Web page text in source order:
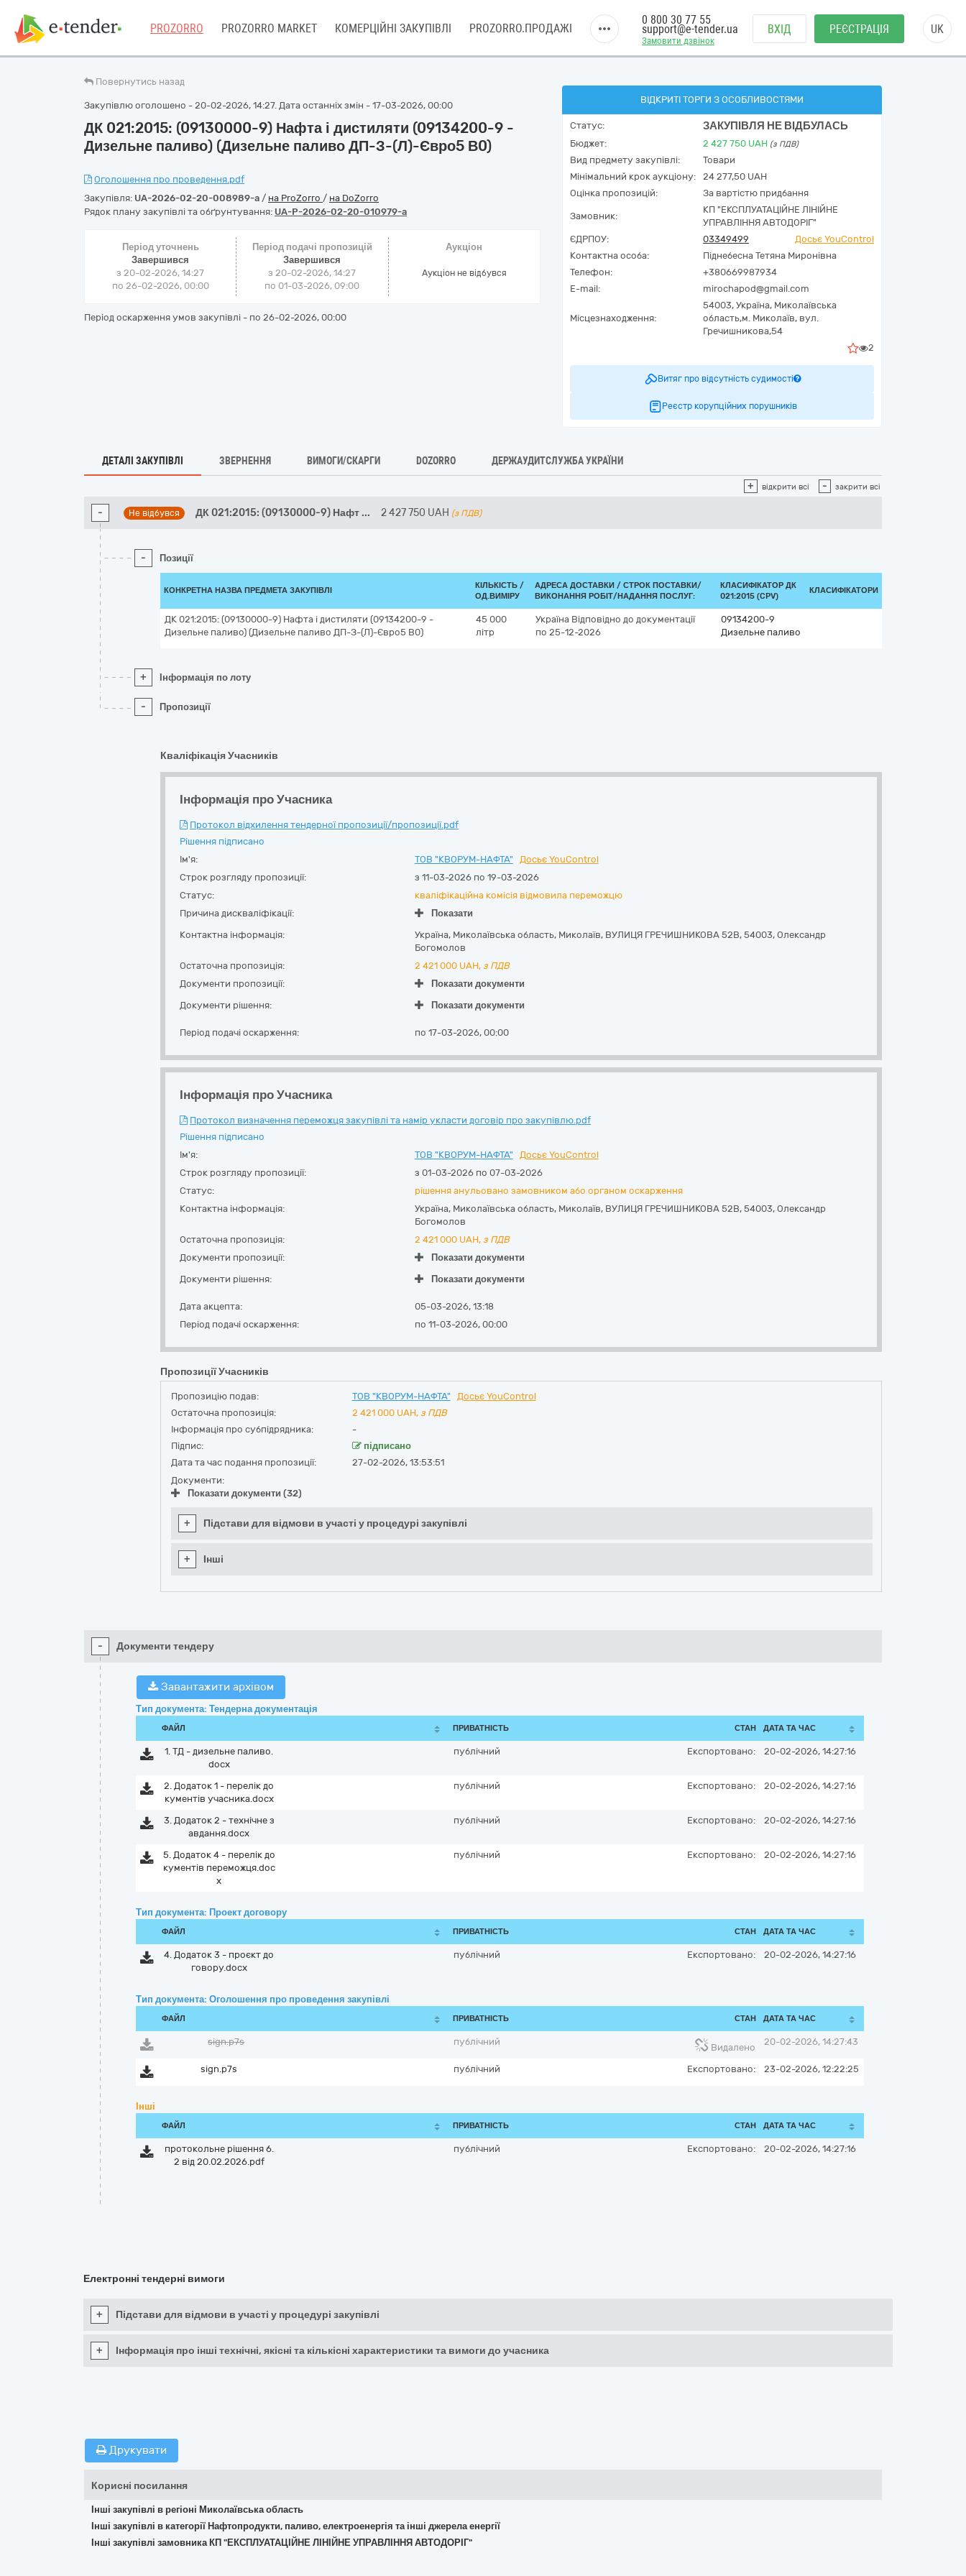
PROZORRO PROZORRO MARKET КОМЕРЦІЙНІ ЗАКУПІВЛІ PROZORRO.ПРОДАЖІ
Замовити дзвінок
0 800 30 77 55
support@e-tender.ua ВХІД РЕЄСТРАЦІЯ UK
Повернутись назад
Закупівлю оголошено - 20-02-2026, 14:27. Дата останніх змін - 17-03-2026, 00:00
ДК 021:2015: (09130000-9) Нафта і дистиляти (09134200-9 -
Дизельне паливо) (Дизельне паливо ДП-З-(Л)-Євро5 В0)
Оголошення про проведення.pdf
Закупівля: UA-2026-02-20-008989-a / на ProZorro / на DoZorro
Рядок плану закупівлі та обґрунтування: UA-P-2026-02-20-010979-a
Період уточнень
Завершився
з 20-02-2026, 14:27
по 26-02-2026, 00:00
Період подачі пропозицій
Завершився
з 20-02-2026, 14:27
по 01-03-2026, 09:00
Аукціон
Аукціон не відбувся
Період оскарження умов закупівлі - по 26-02-2026, 00:00
ВІДКРИТІ ТОРГИ З ОСОБЛИВОСТЯМИ
Статус: ЗАКУПІВЛЯ НЕ ВІДБУЛАСЬ
Бюджет: 2 427 750 UAH (з ПДВ)
Вид предмету закупівлі:
Товари
Мінімальний крок аукціону:
24 277,50 UAH
Оцінка пропозицій:
За вартістю придбання
Замовник:
КП "ЕКСПЛУАТАЦІЙНЕ ЛІНІЙНЕ
УПРАВЛІННЯ АВТОДОРІГ"
ЄДРПОУ:
03349499
Досьє YouControl
Контактна особа:
Піднебесна Тетяна Миронівна
Телефон:
+380669987934
E-mail:
mirochapod@gmail.com
Місцезнаходження:
54003, Україна, Миколаївська
область,м. Миколаїв, вул.
Гречишникова,54
2
Витяг про відсутність судимості
Реєстр корупційних порушників
ДЕТАЛІ ЗАКУПІВЛІ ЗВЕРНЕННЯ ВИМОГИ/СКАРГИ DOZORRO ДЕРЖАУДИТСЛУЖБА УКРАЇНИ
+ відкрити всі - закрити всі
- Не відбувся ДК 021:2015: (09130000-9) Нафт ... 2 427 750 UAH (з ПДВ)
- Позиції
КОНКРЕТНА НАЗВА ПРЕДМЕТА ЗАКУПІВЛІ
КІЛЬКІСТЬ /
ОД.ВИМІРУ
АДРЕСА ДОСТАВКИ / СТРОК ПОСТАВКИ/
ВИКОНАННЯ РОБІТ/НАДАННЯ ПОСЛУГ:
КЛАСИФІКАТОР ДК
021:2015 (CPV)
КЛАСИФІКАТОРИ
ДК 021:2015: (09130000-9) Нафта і дистиляти (09134200-9 -
Дизельне паливо) (Дизельне паливо ДП-З-(Л)-Євро5 В0)
45 000
літр
Україна Відповідно до документації
по 25-12-2026
09134200-9
Дизельне паливо
+ Інформація по лоту
- Пропозиції
Кваліфікація Учасників
Інформація про Учасника
Протокол відхилення тендерної пропозиції/пропозиції.pdf
Рішення підписано
Ім'я:
ТОВ "КВОРУМ-НАФТА"
Досьє YouControl
Строк розгляду пропозиції:
з 11-03-2026 по 19-03-2026
Статус:
кваліфікаційна комісія відмовила переможцю
Причина дискваліфікації:
Показати
Контактна інформація:
Україна, Миколаївська область, Миколаїв, ВУЛИЦЯ ГРЕЧИШНИКОВА 52В, 54003, Олександр
Богомолов
Остаточна пропозиція:
2 421 000 UAH, з ПДВ
Документи пропозиції:
Показати документи
Документи рішення:
Показати документи
Період подачі оскарження: по 17-03-2026, 00:00
Інформація про Учасника
Протокол визначення переможця закупівлі та намір укласти договір про закупівлю.pdf
Рішення підписано
Ім'я:
ТОВ "КВОРУМ-НАФТА"
Досьє YouControl
Строк розгляду пропозиції:
з 01-03-2026 по 07-03-2026
Статус:
рішення анульовано замовником або органом оскарження
Контактна інформація:
Україна, Миколаївська область, Миколаїв, ВУЛИЦЯ ГРЕЧИШНИКОВА 52В, 54003, Олександр
Богомолов
Остаточна пропозиція:
2 421 000 UAH, з ПДВ
Документи пропозиції:
Показати документи
Документи рішення:
Показати документи
Дата акцепта:
05-03-2026, 13:18
Період подачі оскарження:
по 11-03-2026, 00:00
Пропозиції Учасників
Пропозицію подав: ТОВ "КВОРУМ-НАФТА"
Досьє YouControl
Остаточна пропозиція:
2 421 000 UAH, з ПДВ
Інформація про субпідрядника:
-
Підпис:
підписано
Дата та час подання пропозиції:
27-02-2026, 13:53:51
Документи:
Показати документи (32)
+ Підстави для відмови в участі у процедурі закупівлі
+ Інші
- Документи тендеру
Завантажити архівом
Тип документа: Тендерна документація
ФАЙЛ ПРИВАТНІСТЬ СТАН ДАТА ТА ЧАС
1. ТД - дизельне паливо.
docx
публічний Експортовано: 20-02-2026, 14:27:16
2. Додаток 1 - перелік до
кументів учасника.docx
публічний Експортовано: 20-02-2026, 14:27:16
3. Додаток 2 - технічне з
авдання.docx
публічний Експортовано: 20-02-2026, 14:27:16
5. Додаток 4 - перелік до
кументів переможця.doc
x
публічний Експортовано: 20-02-2026, 14:27:16
Тип документа: Проект договору
ФАЙЛ ПРИВАТНІСТЬ СТАН ДАТА ТА ЧАС
4. Додаток 3 - проєкт до
говору.docx
публічний Експортовано: 20-02-2026, 14:27:16
Тип документа: Оголошення про проведення закупівлі
ФАЙЛ ПРИВАТНІСТЬ СТАН ДАТА ТА ЧАС
sign.p7s публічний
Видалено
20-02-2026, 14:27:43
sign.p7s публічний Експортовано: 23-02-2026, 12:22:25
Інші
ФАЙЛ ПРИВАТНІСТЬ СТАН ДАТА ТА ЧАС
протокольне рішення 6.
2 від 20.02.2026.pdf
публічний Експортовано: 20-02-2026, 14:27:16
Електронні тендерні вимоги
+ Підстави для відмови в участі у процедурі закупівлі
+ Інформація про інші технічні, якісні та кількісні характеристики та вимоги до учасника
Друкувати
Корисні посилання
Інші закупівлі в регіоні Миколаївська область
Інші закупівлі в категорії Нафтопродукти, паливо, електроенергія та інші джерела енергії
Інші закупівлі замовника КП "ЕКСПЛУАТАЦІЙНЕ ЛІНІЙНЕ УПРАВЛІННЯ АВТОДОРІГ"